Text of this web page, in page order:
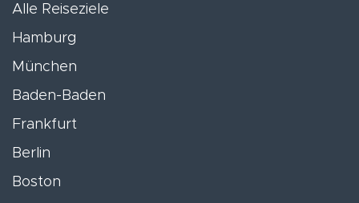
Alle Reiseziele
Hamburg
München
Baden-Baden
Frankfurt
Berlin
Boston